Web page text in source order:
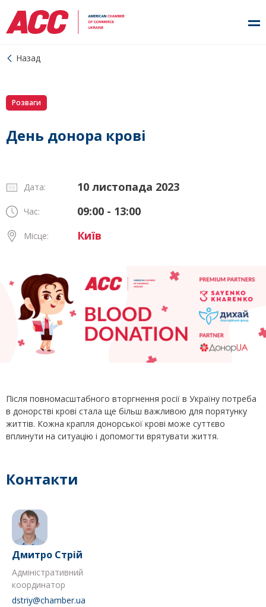
Назад
Розваги
День донора крові
Дата: 10 листопада 2023
Час: 09:00 - 13:00
Місце: Київ
Після повномасштабного вторгнення росії в Україну потреба
в донорстві крові стала ще більш важливою для порятунку
життів. Кожна крапля донорської крові може суттєво
вплинути на ситуацію і допомогти врятувати життя.
Контакти
Дмитро Стрій
Адміністративний
координатор
dstriy@chamber.ua